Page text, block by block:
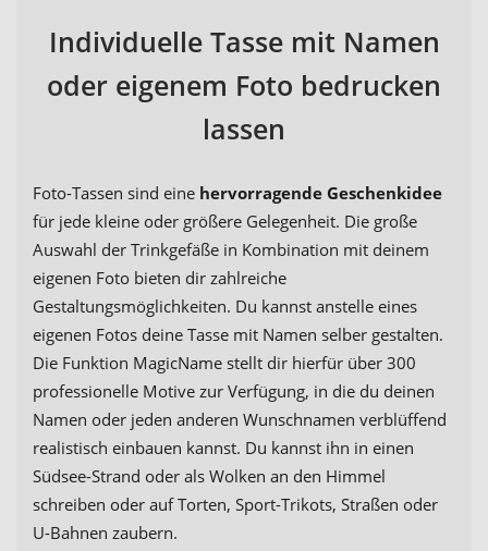
Individuelle Tasse mit Namen
oder eigenem Foto bedrucken
lassen
Foto-Tassen sind eine hervorragende Geschenkidee
für jede kleine oder größere Gelegenheit. Die große
Auswahl der Trinkgefäße in Kombination mit deinem
eigenen Foto bieten dir zahlreiche
Gestaltungsmöglichkeiten. Du kannst anstelle eines
eigenen Fotos deine Tasse mit Namen selber gestalten.
Die Funktion MagicName stellt dir hierfür über 300
professionelle Motive zur Verfügung, in die du deinen
Namen oder jeden anderen Wunschnamen verblüffend
realistisch einbauen kannst. Du kannst ihn in einen
Südsee-Strand oder als Wolken an den Himmel
schreiben oder auf Torten, Sport-Trikots, Straßen oder
U-Bahnen zaubern.